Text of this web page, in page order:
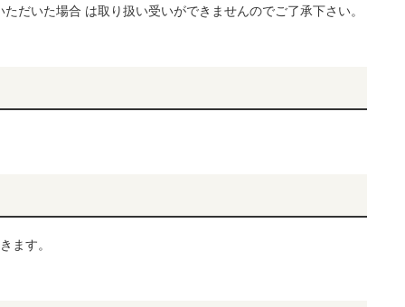
だいた場合 は取り扱い受いができませんのでご了承下さい。
ます。